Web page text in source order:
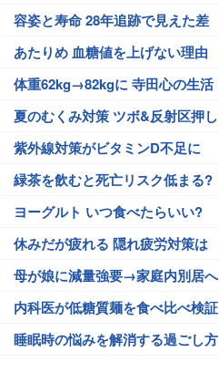
容姿と寿命 28年追跡で見えた差
あたりめ 血糖値を上げない理由
体重62kg→82kgに 寺田心の生活
夏のむくみ対策 ツボ&反射区押し
紫外線対策がビタミンD不足に
緑茶を飲むと死亡リスク低まる?
ヨーグルト いつ食べたらいい?
休みだが疲れる 隠れ疲労対策は
母が娘に減量強要→家庭内別居へ
内科医が低糖質麺を食べ比べ検証
睡眠時の悩みを解消する過ごし方